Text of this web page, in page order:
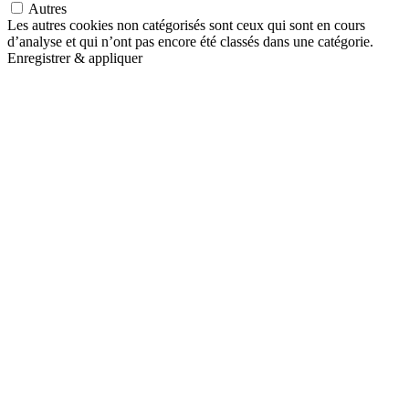
Autres
Les autres cookies non catégorisés sont ceux qui sont en cours
d’analyse et qui n’ont pas encore été classés dans une catégorie.
Enregistrer & appliquer